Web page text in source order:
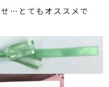
…とてもオススメで